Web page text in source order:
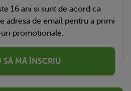
16 ani si sunt de acord ca
adresa de email pentru a primi
promotionale.
SĂ MĂ ÎNSCRIU